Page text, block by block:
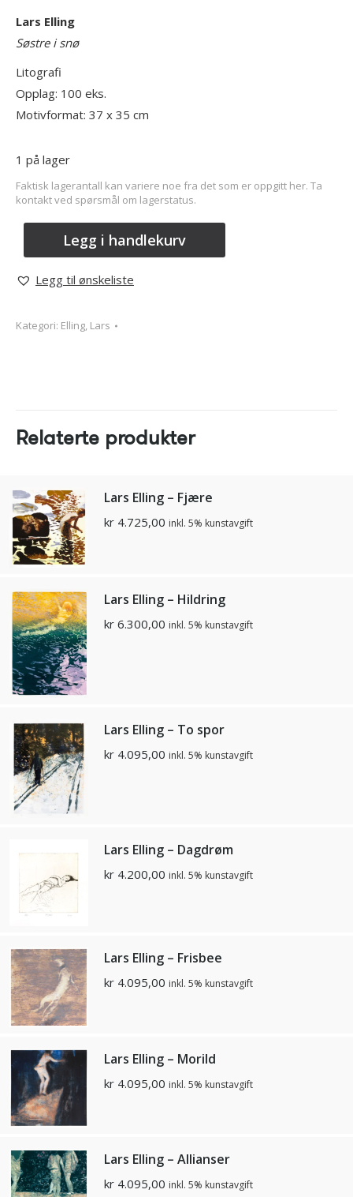
Lars Elling
Søstre i snø
Litografi
Opplag: 100 eks.
Motivformat: 37 x 35 cm
1 på lager
Faktisk lagerantall kan variere noe fra det som er oppgitt her. Ta
kontakt ved spørsmål om lagerstatus.
Legg i handlekurv
Legg til ønskeliste
Kategori: Elling, Lars
Relaterte produkter
Lars Elling – Fjære
kr 4.725,00 inkl. 5% kunstavgift
Lars Elling – Hildring
kr 6.300,00 inkl. 5% kunstavgift
Lars Elling – To spor
kr 4.095,00 inkl. 5% kunstavgift
Lars Elling – Dagdrøm
kr 4.200,00 inkl. 5% kunstavgift
Lars Elling – Frisbee
kr 4.095,00 inkl. 5% kunstavgift
Lars Elling – Morild
kr 4.095,00 inkl. 5% kunstavgift
Lars Elling – Allianser
kr 4.095,00 inkl. 5% kunstavgift